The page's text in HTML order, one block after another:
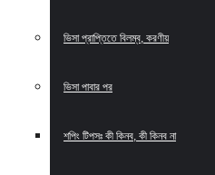
ভিসা প্রাপ্তিতে বিলম্ব, করণীয়
ভিসা পাবার পর
শপিং টিপসঃ কী কিনব, কী কিনব না